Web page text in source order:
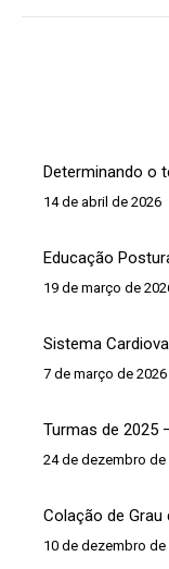
Determinando o
14 de abril de 2026
Educação
19 de março de
Sistema
7 de março de 2026
Turmas de 2025
24 de dezembro de
Colação de Grau
10 de dezembro de